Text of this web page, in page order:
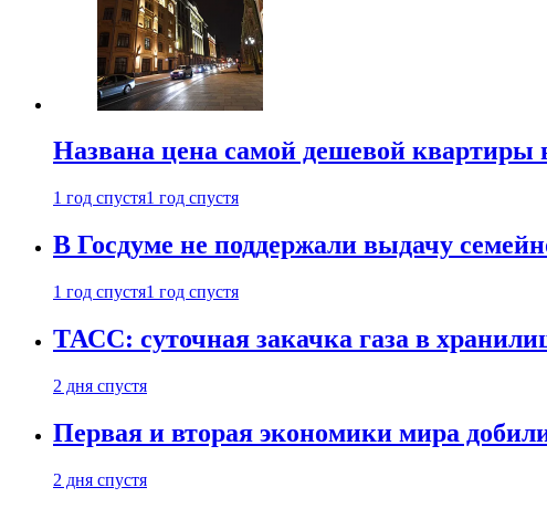
Названа цена самой дешевой
1 год спустя1 год спустя
В Госдуме не поддержали выдачу
1 год спустя1 год спустя
ТАСС: суточная закачка газа в
2 дня спустя
Первая и вторая экономики мира
2 дня спустя